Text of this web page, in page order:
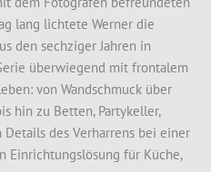
lang lichtete Werner die
den sechziger Jahren in
überwiegend mit frontalem
von Wandschmuck über
hin zu Betten, Partykeller,
des Verharrens bei einer
Einrichtungslösung für Küche,